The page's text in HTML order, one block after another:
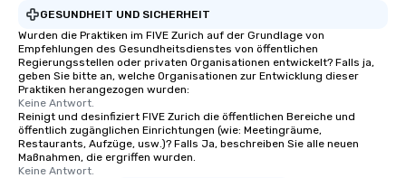
GESUNDHEIT UND SICHERHEIT
Wurden die Praktiken im FIVE Zurich auf der Grundlage von
Empfehlungen des Gesundheitsdienstes von öffentlichen
Regierungsstellen oder privaten Organisationen entwickelt? Falls ja,
geben Sie bitte an, welche Organisationen zur Entwicklung dieser
Praktiken herangezogen wurden:
Keine Antwort.
Reinigt und desinfiziert FIVE Zurich die öffentlichen Bereiche und
öffentlich zugänglichen Einrichtungen (wie: Meetingräume,
Restaurants, Aufzüge, usw.)? Falls Ja, beschreiben Sie alle neuen
Maßnahmen, die ergriffen wurden.
Keine Antwort.